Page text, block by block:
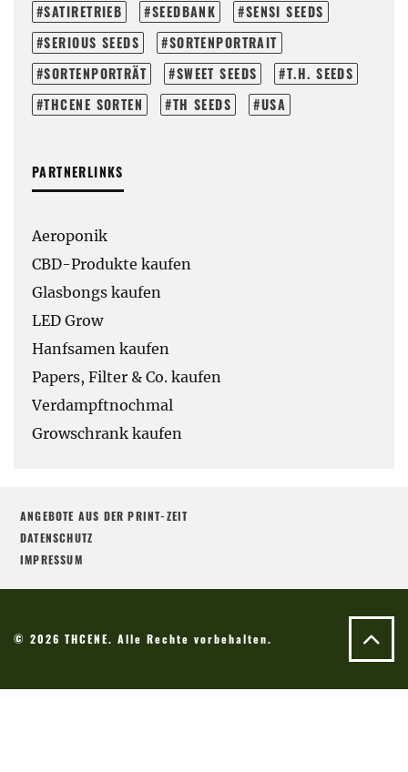
SATIRETRIEB
SEEDBANK
SENSI SEEDS
SERIOUS SEEDS
SORTENPORTRAIT
SORTENPORTRÄT
SWEET SEEDS
T.H. SEEDS
THCENE SORTEN
TH SEEDS USA
PARTNERLINKS
Aeroponik
CBD-Produkte kaufen
Glasbongs kaufen
LED Grow
Hanfsamen kaufen
Papers, Filter & Co. kaufen
Verdampftnochmal
Growschrank kaufen
ANGEBOTE AUS DER PRINT-ZEIT
DATENSCHUTZ
IMPRESSUM
© 2026 THCENE. Alle Rechte vorbehalten.